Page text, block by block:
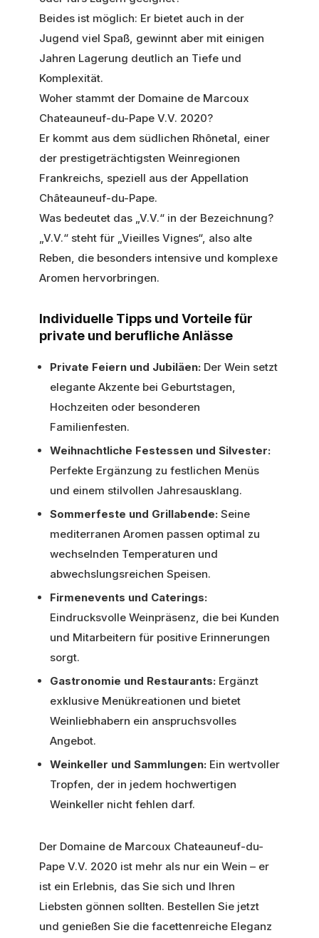
Beides ist möglich: Er bietet auch in der
Jugend viel Spaß, gewinnt aber mit einigen
Jahren Lagerung deutlich an Tiefe und
Komplexität.
Woher stammt der Domaine de Marcoux
Chateauneuf-du-Pape V.V. 2020?
Er kommt aus dem südlichen Rhônetal, einer
der prestigeträchtigsten Weinregionen
Frankreichs, speziell aus der Appellation
Châteauneuf-du-Pape.
Was bedeutet das „V.V.“ in der Bezeichnung?
„V.V.“ steht für „Vieilles Vignes“, also alte
Reben, die besonders intensive und komplexe
Aromen hervorbringen.
Individuelle Tipps und Vorteile für
private und berufliche Anlässe
Private Feiern und Jubiläen: Der Wein setzt
elegante Akzente bei Geburtstagen,
Hochzeiten oder besonderen
Familienfesten.
Weihnachtliche Festessen und Silvester:
Perfekte Ergänzung zu festlichen Menüs
und einem stilvollen Jahresausklang.
Sommerfeste und Grillabende: Seine
mediterranen Aromen passen optimal zu
wechselnden Temperaturen und
abwechslungsreichen Speisen.
Firmenevents und Caterings:
Eindrucksvolle Weinpräsenz, die bei Kunden
und Mitarbeitern für positive Erinnerungen
sorgt.
Gastronomie und Restaurants: Ergänzt
exklusive Menükreationen und bietet
Weinliebhabern ein anspruchsvolles
Angebot.
Weinkeller und Sammlungen: Ein wertvoller
Tropfen, der in jedem hochwertigen
Weinkeller nicht fehlen darf.
Der Domaine de Marcoux Chateauneuf-du-
Pape V.V. 2020 ist mehr als nur ein Wein – er
ist ein Erlebnis, das Sie sich und Ihren
Liebsten gönnen sollten. Bestellen Sie jetzt
und genießen Sie die facettenreiche Eleganz